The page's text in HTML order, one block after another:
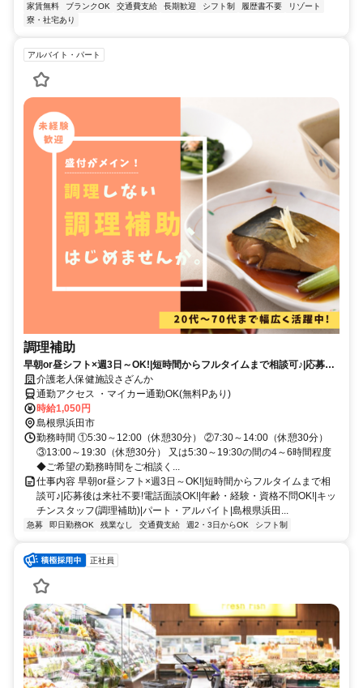
家賃無料
ブランクOK 交通費支給 長期歓迎 シフト制 履歴書不要
リゾート
寮・社宅あり
アルバイト・パート
調理補助
早朝or昼シフト×週3日～OK!|短時間からフルタイムまで相談可♪|応募後
は来社不要!電話面談OK!|年齢・経験・資格不問OK!|キッチンスタッフ
(調理補助)|パート・アルバイト|島根県浜田市金城町
介護老人保健施設さざんか
通勤アクセス ・マイカー通勤OK(無料Pあり)
時給1,050円
島根県浜田市
勤務時間 ①5:30～12:00（休憩30分） ②7:30～14:00（休憩30分）
③13:00～19:30（休憩30分） 又は5:30～19:30の間の4～6時間程度
◆ご希望の勤務時間をご相談く...
仕事内容 早朝or昼シフト×週3日～OK!|短時間からフルタイムまで相
談可♪|応募後は来社不要!電話面談OK!|年齢・経験・資格不問OK!|キッ
チンスタッフ(調理補助)|パート・アルバイト|島根県浜田...
急募 即日勤務OK 残業なし 交通費支給 週2・3日からOK シフト制
正社員